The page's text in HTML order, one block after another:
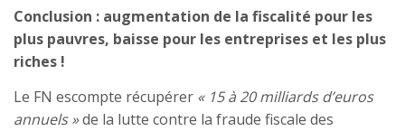
Conclusion : augmentation de la fiscalité pour les
plus pauvres, baisse pour les entreprises et les plus
riches !
Le FN escompte récupérer « 15 à 20 milliards d’euros
annuels »de la lutte contre la fraude fiscale des